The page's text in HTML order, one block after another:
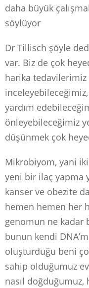
daha büyük
söylüyor
Dr Tillisch şöyle
var. Biz de çok
harika tedavilerimiz
yardım
önleyebileceğimiz
düşünmek çok
Mikrobiyom, yani
yeni bir ilaç yapma
kanser ve obezite
hemen hemen her
genomun ne
bunun kendi
oluşturduğu beni
sahip olduğumuz
nasıl